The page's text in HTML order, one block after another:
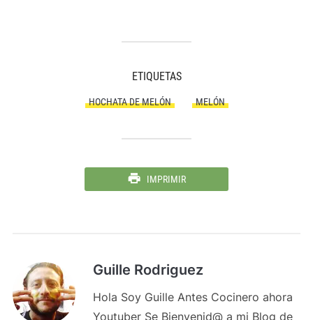
ETIQUETAS
HOCHATA DE MELÓN MELÓN
IMPRIMIR
Guille Rodriguez
Hola Soy Guille Antes Cocinero ahora
Youtuber Se Bienvenid@ a mi Blog de